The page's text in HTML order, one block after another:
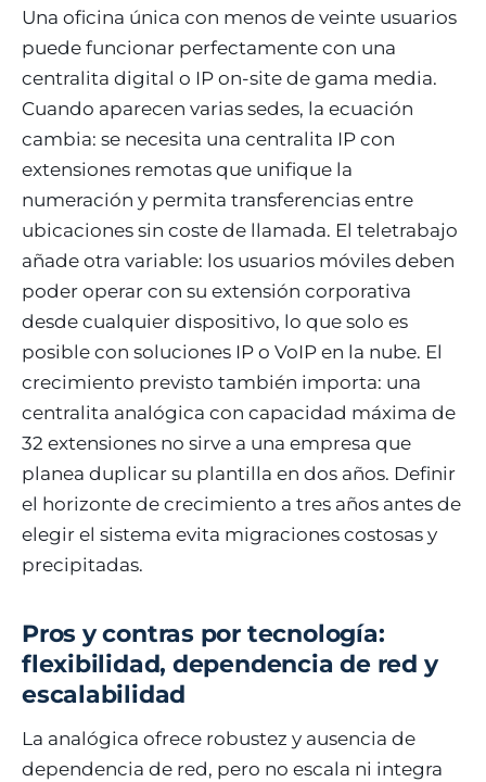
Una oficina única con menos de veinte usuarios
puede funcionar perfectamente con una
centralita digital o IP on-site de gama media.
Cuando aparecen varias sedes, la ecuación
cambia: se necesita una centralita IP con
extensiones remotas que unifique la
numeración y permita transferencias entre
ubicaciones sin coste de llamada. El teletrabajo
añade otra variable: los usuarios móviles deben
poder operar con su extensión corporativa
desde cualquier dispositivo, lo que solo es
posible con soluciones IP o VoIP en la nube. El
crecimiento previsto también importa: una
centralita analógica con capacidad máxima de
32 extensiones no sirve a una empresa que
planea duplicar su plantilla en dos años. Definir
el horizonte de crecimiento a tres años antes de
elegir el sistema evita migraciones costosas y
precipitadas.
Pros y contras por tecnología:
flexibilidad, dependencia de red y
escalabilidad
La analógica ofrece robustez y ausencia de
dependencia de red, pero no escala ni integra